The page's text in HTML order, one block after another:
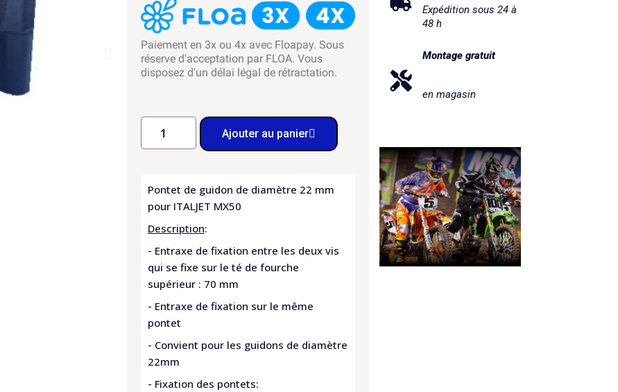
Paiement en 3x ou 4x avec Floapay. Sous
réserve d'acceptation par FLOA. Vous
disposez d'un délai légal de rétractation.
Ajouter au panier
Pontet de guidon de diamètre 22 mm
pour ITALJET MX50
Description:
- Entraxe de fixation entre les deux vis
qui se fixe sur le té de fourche
supérieur : 70 mm
- Entraxe de fixation sur le même
pontet
- Convient pour les guidons de diamètre
22mm
- Fixation des pontets:
Expédition sous 24 à
48 h
Montage gratuit
en magasin